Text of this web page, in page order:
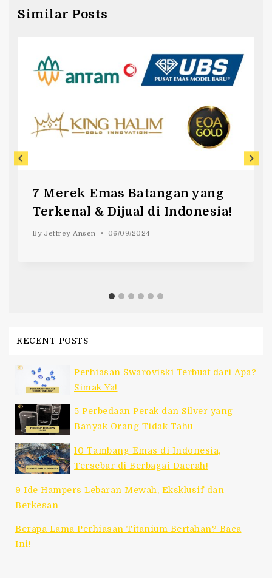
Similar Posts
7 Merek Emas Batangan yang
Terkenal & Dijual di Indonesia!
By Jeffrey Ansen 06/09/2024
RECENT POSTS
Perhiasan Swaroviski Terbuat dari Apa?
Simak Ya!
5 Perbedaan Perak dan Silver yang
Banyak Orang Tidak Tahu
10 Tambang Emas di Indonesia,
Tersebar di Berbagai Daerah!
9 Ide Hampers Lebaran Mewah, Eksklusif dan
Berkesan
Berapa Lama Perhiasan Titanium Bertahan? Baca
Ini!